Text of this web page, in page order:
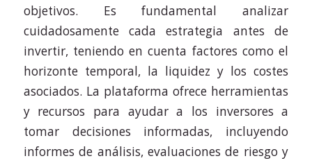
objetivos. Es fundamental analizar
cuidadosamente cada estrategia antes de
invertir, teniendo en cuenta factores como el
horizonte temporal, la liquidez y los costes
asociados. La plataforma ofrece herramientas
y recursos para ayudar a los inversores a
tomar decisiones informadas, incluyendo
informes de análisis, evaluaciones de riesgo y